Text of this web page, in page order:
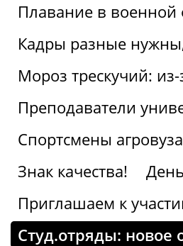
Плавание в военной
Кадры разные
Мороз трескучий:
Преподаватели
Спортсмены
Знак качества!
Приглашаем к
Студ.отряды: новое